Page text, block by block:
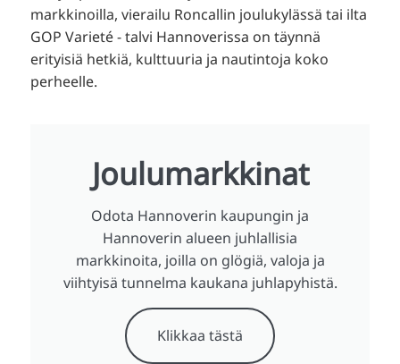
markkinoilla, vierailu Roncallin joulukylässä tai ilta
GOP Varieté - talvi Hannoverissa on täynnä
erityisiä hetkiä, kulttuuria ja nautintoja koko
perheelle.
Joulumarkkinat
Odota Hannoverin kaupungin ja
Hannoverin alueen juhlallisia
markkinoita, joilla on glögiä, valoja ja
viihtyisä tunnelma kaukana juhlapyhistä.
Klikkaa tästä